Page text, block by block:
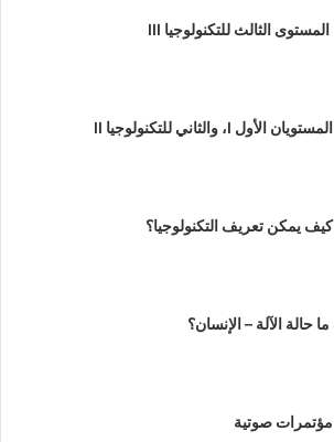
المستوى الثالث للتكنولوجيا III
المستويان الأول I، والثاني للتكنولوجيا II
كيف يمكن تعريف التكنولوجيا؟
ما حالة الآلة – الإنسان؟
مؤتمرات صوتية